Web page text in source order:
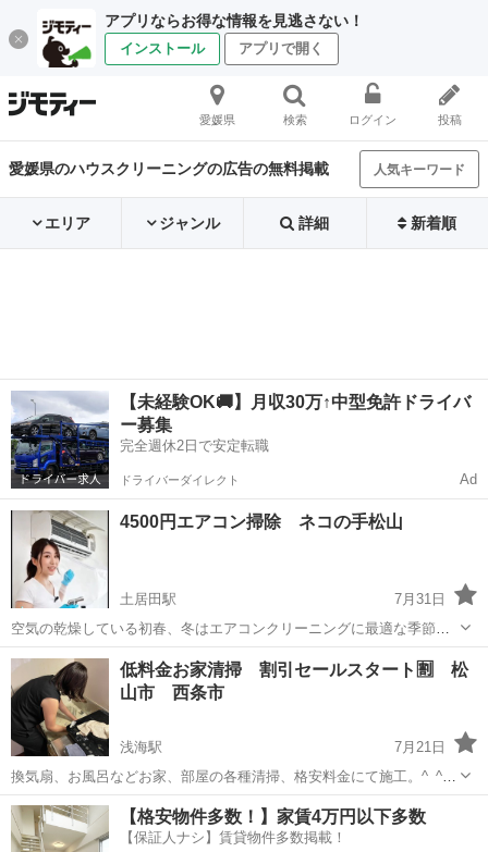
アプリならお得な情報を見逃さない！
インストール アプリで開く
愛媛県 検索 ログイン 投稿
愛媛県のハウスクリーニングの広告の無料掲載 人気キーワード
エリア ジャンル 詳細 新着順
【未経験OK🚚】月収30万↑中型免許ドライバ
ー募集
完全週休2日で安定転職
ドライバーダイレクト Ad
4500円エアコン掃除 ネコの手松山
土居田駅
7月31日
空気の乾燥している初春、冬はエアコンクリーニングに最適な季節で
す。洗浄後にカビ戻りがありません。暖房電気代削減にも効果的。冷
房使用時にもした風が出ます。また、予約もスムーズに取りやすい季
愛媛 松山市 土居田駅 エアコン掃除
低料金お家清掃 割引セールスタート🈹 松
山市 西条市
浅海駅
7月21日
換気扇、お風呂などお家、部屋の各種清掃、格安料金にて施工。^_^
部屋全体清掃ご注文の方はエアコンクリーニング1台無料サービス。
お家の掃除は、松山市ネコの手まで。新居浜、今治、西条市にもご訪
問。 詳細予約はネコの手サイトか...
愛媛 松山市 浅海駅 ハウスクリーニング 無料
【格安物件多数！】家賃4万円以下多数
【保証人ナシ】賃貸物件多数掲載！